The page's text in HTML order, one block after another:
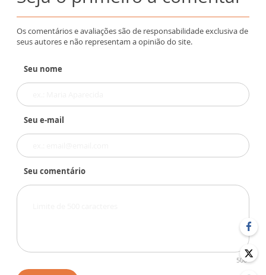
Os comentários e avaliações são de responsabilidade exclusiva de
seus autores e não representam a opinião do site.
Seu nome
Seu e-mail
Seu comentário
500